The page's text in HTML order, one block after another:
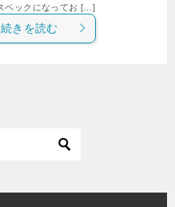
ペックになってお […]
続きを読む